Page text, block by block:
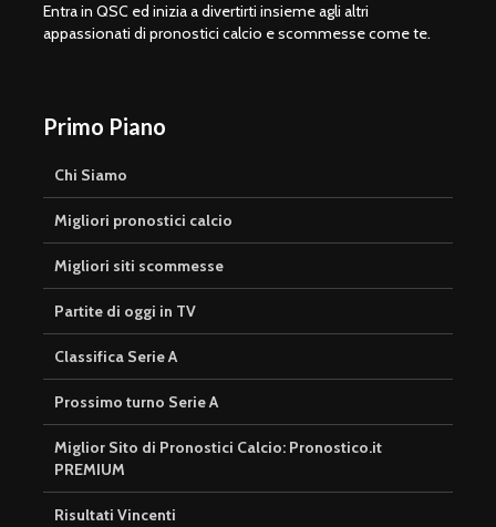
Entra in QSC ed inizia a divertirti insieme agli altri
appassionati di pronostici calcio e scommesse come te.
Primo Piano
Chi Siamo
Migliori pronostici calcio
Migliori siti scommesse
Partite di oggi in TV
Classifica Serie A
Prossimo turno Serie A
Miglior Sito di Pronostici Calcio: Pronostico.it
PREMIUM
Risultati Vincenti